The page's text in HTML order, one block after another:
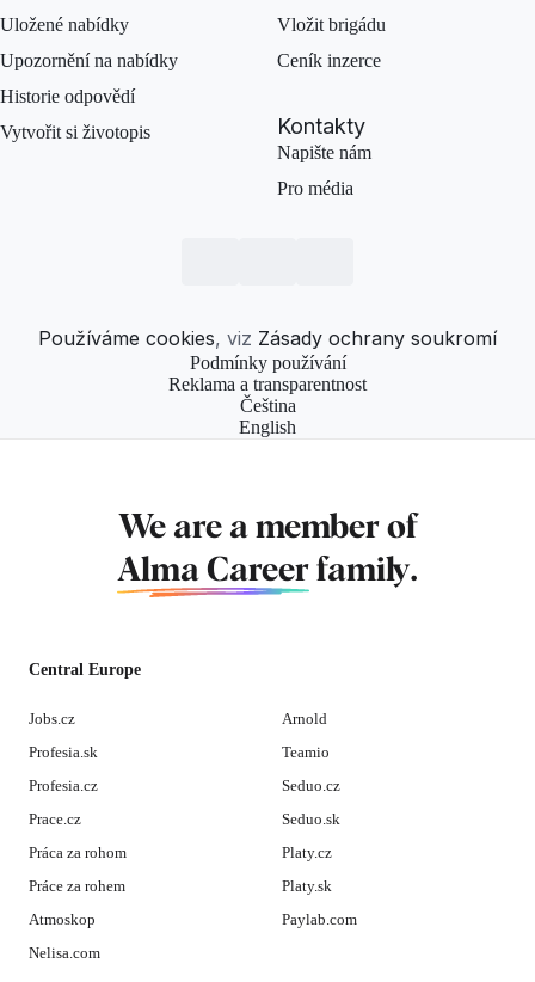
Uložené nabídky
Upozornění na nabídky
Historie odpovědí
Vytvořit si životopis
Vložit brigádu
Ceník inzerce
Kontakty
Napište nám
Pro média
Používáme cookies, viz Zásady ochrany soukromí
Podmínky používání
Reklama a transparentnost
Čeština
English
We are a member of
Alma Career family.
Central Europe
Jobs.cz
Profesia.sk
Profesia.cz
Prace.cz
Práca za rohom
Práce za rohem
Atmoskop
Nelisa.com
Arnold
Teamio
Seduo.cz
Seduo.sk
Platy.cz
Platy.sk
Paylab.com